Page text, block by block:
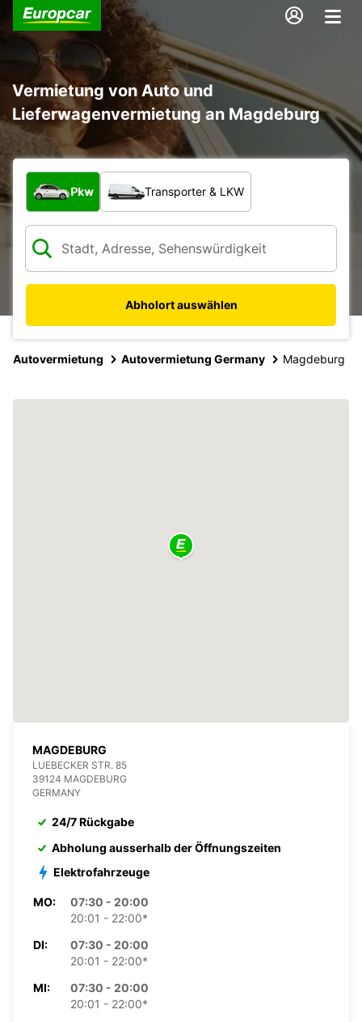
Vermietung von Auto und
Lieferwagenvermietung an Magdeburg
Welche Art von Fahrzeug?
Pkw Transporter & LKW
Abholort auswählen
Autovermietung Autovermietung Germany Magdeburg
MAGDEBURG
LUEBECKER STR. 85
39124 MAGDEBURG
GERMANY
24/7 Rückgabe
Abholung ausserhalb der Öffnungszeiten
Elektrofahrzeuge
MO:
07:30 - 20:00
20:01 - 22:00*
DI:
07:30 - 20:00
20:01 - 22:00*
MI:
07:30 - 20:00
20:01 - 22:00*